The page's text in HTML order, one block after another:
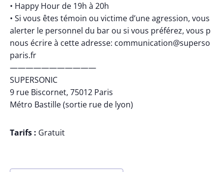
• Happy Hour de 19h à 20h
• Si vous êtes témoin ou victime d’une agression, vous
alerter le personnel du bar ou si vous préférez, vous
nous écrire à cette adresse:
paris.fr
———————————
SUPERSONIC
9 rue Biscornet, 75012 Paris
Métro Bastille (sortie rue de lyon)
Tarifs : Gratuit